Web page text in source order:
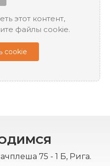
этот контент,
файлы cookie.
cookie
75 - 1 Б, Рига.